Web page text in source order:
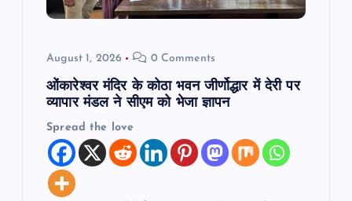
August 1, 2026 0 Comments
ओंकारेश्वर मंदिर के कोठा भवन जीर्णोद्धार में देरी पर
व्यापार मंडल ने सीएम को भेजा ज्ञापन
Spread the love